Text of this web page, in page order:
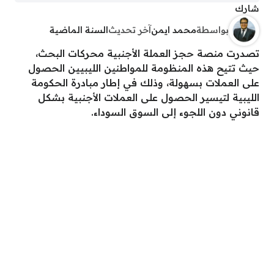
شارك
بواسطةمحمد ايمنآخر تحديثالسنة الماضية
تصدرت منصة حجز العملة الأجنبية محركات البحث،
حيث تتيح هذه المنظومة للمواطنين الليبيين الحصول
على العملات بسهولة، وذلك في إطار مبادرة الحكومة
الليبية لتيسير الحصول على العملات الأجنبية بشكل
قانوني دون اللجوء إلى السوق السوداء.